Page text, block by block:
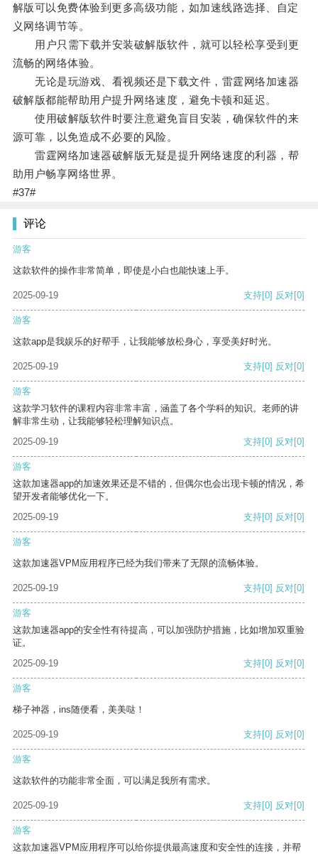
解版可以免费体验到更多高级功能，如加速线路选择、自定
义网络调节等。
用户只需下载并安装破解版软件，就可以轻松享受到更
流畅的网络体验。
无论是玩游戏、看视频还是下载文件，雷霆网络加速器
破解版都能帮助用户提升网络速度，避免卡顿和延迟。
使用破解版软件时要注意避免盲目安装，确保软件的来
源可靠，以免造成不必要的风险。
雷霆网络加速器破解版无疑是提升网络速度的利器，帮
助用户畅享网络世界。
#37#
评论
游客
这款软件的操作非常简单，即使是小白也能快速上手。
2025-09-19 支持[0] 反对[0]
游客
这款app是我娱乐的好帮手，让我能够放松身心，享受美好时光。
2025-09-19 支持[0] 反对[0]
游客
这款学习软件的课程内容非常丰富，涵盖了各个学科的知识。老师的讲
解非常生动，让我能够轻松理解知识点。
2025-09-19
支持[0] 反对[0]
游客
这款加速器app的加速效果还是不错的，但偶尔也会出现卡顿的情况，希
望开发者能够优化一下。
2025-09-19
支持[0] 反对[0]
游客
这款加速器VPM应用程序已经为我们带来了无限的流畅体验。
2025-09-19 支持[0] 反对[0]
游客
这款加速器app的安全性有待提高，可以加强防护措施，比如增加双重验
证。
2025-09-19
支持[0] 反对[0]
游客
梯子神器，ins随便看，美美哒！
2025-09-19 支持[0] 反对[0]
游客
这款软件的功能非常全面，可以满足我所有需求。
2025-09-19 支持[0] 反对[0]
游客
这款加速器VPM应用程序可以给你提供最高速度和安全性的连接，并帮